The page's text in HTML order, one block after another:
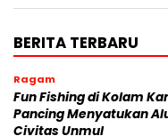
BERITA TERBARU
Ragam
Fun Fishing di Kolam
Pancing Menyatukan
Civitas Unmul